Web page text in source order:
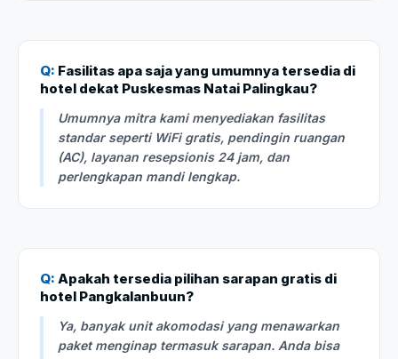
Q: Fasilitas apa saja yang umumnya tersedia di
hotel dekat Puskesmas Natai Palingkau?
Umumnya mitra kami menyediakan fasilitas
standar seperti WiFi gratis, pendingin ruangan
(AC), layanan resepsionis 24 jam, dan
perlengkapan mandi lengkap.
Q: Apakah tersedia pilihan sarapan gratis di
hotel Pangkalanbuun?
Ya, banyak unit akomodasi yang menawarkan
paket menginap termasuk sarapan. Anda bisa